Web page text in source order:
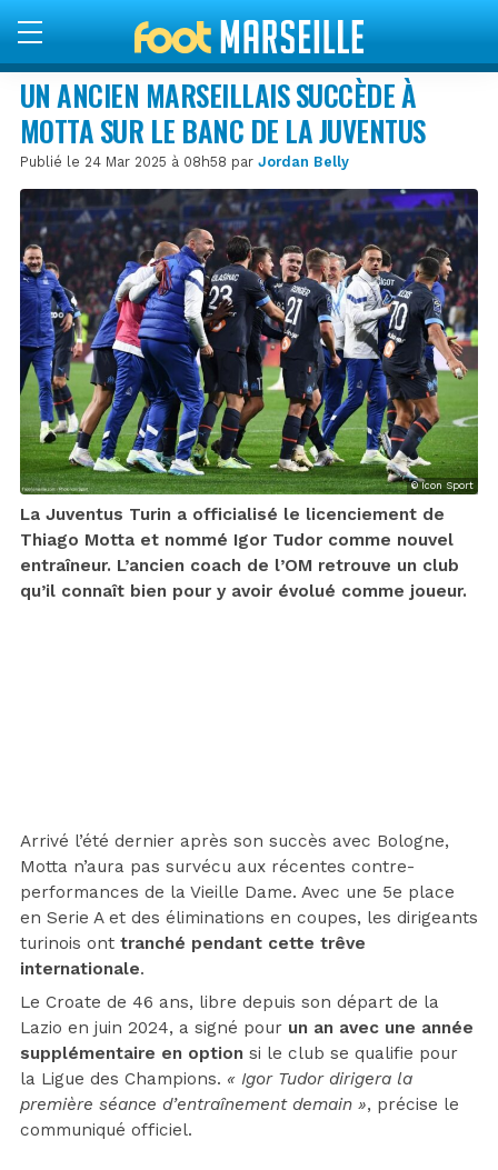
UN ANCIEN MARSEILLAIS SUCCÈDE À
MOTTA SUR LE BANC DE LA JUVENTUS
Publié le 24 Mar 2025 à 08h58 par Jordan Belly
© Icon Sport
La Juventus Turin a officialisé le licenciement de
Thiago Motta et nommé Igor Tudor comme nouvel
entraîneur. L’ancien coach de l’OM retrouve un club
qu’il connaît bien pour y avoir évolué comme joueur.
Arrivé l’été dernier après son succès avec Bologne,
Motta n’aura pas survécu aux récentes contre-
performances de la Vieille Dame. Avec une 5e place
en Serie A et des éliminations en coupes, les dirigeants
turinois ont tranché pendant cette trêve
internationale.
Le Croate de 46 ans, libre depuis son départ de la
Lazio en juin 2024, a signé pour un an avec une année
supplémentaire en option si le club se qualifie pour
la Ligue des Champions. « Igor Tudor dirigera la
première séance d’entraînement demain », précise le
communiqué officiel.